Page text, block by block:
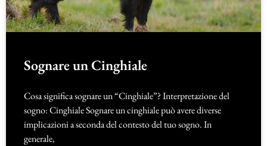
Sognare un Cinghiale
Cosa significa sognare un “Cinghiale”? Interpretazione del
sogno: Cinghiale Sognare un cinghiale può avere diverse
implicazioni a seconda del contesto del tuo sogno. In
generale,